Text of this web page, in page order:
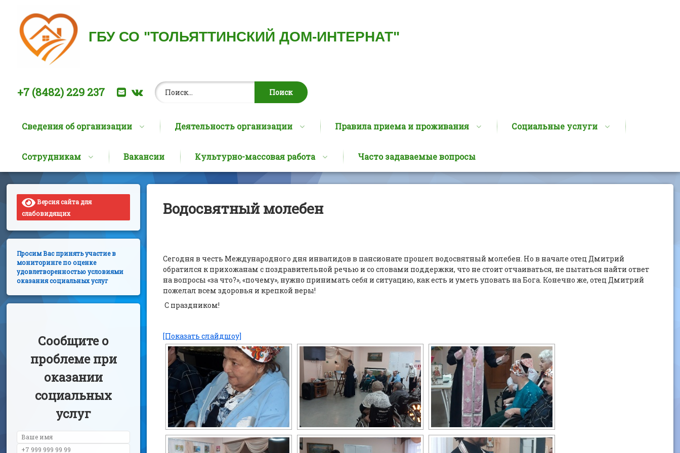
Перейти
содержимому
ГБУ СО "ТОЛЬЯТТИНСКИЙ ДОМ-ИНТЕРНАТ"
Позвоните нам:
+7 (8482) 229 237 E-mailВКонтакте
Найти:
Сведения об организации Деятельность организации Правила приема и проживания Социальные услуги
Сотрудникам Вакансии Культурно-массовая работа Часто задаваемые вопросы
Водосвятный молебен
Сегодня в честь Международного дня инвалидов в пансионате прошел водосвятный молебен. Но в начале отец Дмитрий
обратился к прихожанам с поздравительной речью и со словами поддержки, что не стоит отчаиваться, не пытаться найти ответ
на вопросы «за что?», «почему», нужно принимать себя и ситуацию, как есть и уметь уповать на Бога. Конечно же, отец Дмитрий
пожелал всем здоровья и крепкой веры!
С праздником!
[Показать слайдшоу]
Версия сайта для
слабовидящих
Просим Вас принять участие в
мониторинге по оценке
удовлетворенностью условиями
оказания социальных услуг
Сообщите о
проблеме при
оказании
социальных
услуг